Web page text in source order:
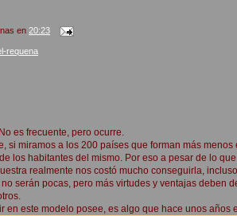
en 20:23
requena
es frecuente, pero ocurre.
si miramos a los 200 países que forman más menos
los habitantes del mismo. Por eso a pesar de lo
realmente nos costó mucho conseguirla,
serán pocas, pero más virtudes y ventajas deben
en este modelo posee, es algo que hace unos años